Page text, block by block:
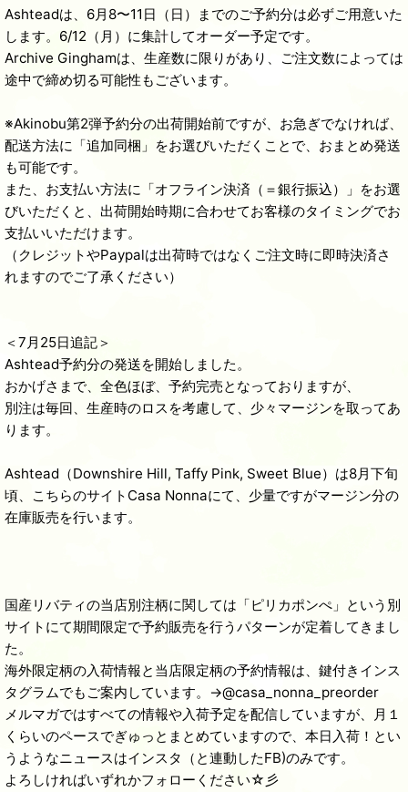
Ashteadは、6月8〜11日（日）までのご予約分は必ずご用意いた
します。6/12（月）に集計してオーダー予定です。
Archive Ginghamは、生産数に限りがあり、ご注文数によっては
途中で締め切る可能性もございます。
※Akinobu第2弾予約分の出荷開始前ですが、お急ぎでなければ、
配送方法に「追加同梱」をお選びいただくことで、おまとめ発送
も可能です。
また、お支払い方法に「オフライン決済（＝銀行振込）」をお選
びいただくと、出荷開始時期に合わせてお客様のタイミングでお
支払いいただけます。
（クレジットやPaypalは出荷時ではなくご注文時に即時決済さ
れますのでご了承ください）
＜7月25日追記＞
Ashtead予約分の発送を開始しました。
おかげさまで、全色ほぼ、予約完売となっておりますが、
別注は毎回、生産時のロスを考慮して、少々マージンを取ってあ
ります。
Ashtead（Downshire Hill, Taffy Pink, Sweet Blue）は8月下旬
頃、こちらのサイトCasa Nonnaにて、少量ですがマージン分の
在庫販売を行います。
国産リバティの当店別注柄に関しては「ピリカポンぺ」という別
サイトにて期間限定で予約販売を行うパターンが定着してきまし
た。
海外限定柄の入荷情報と当店限定柄の予約情報は、鍵付きインス
タグラムでもご案内しています。→@casa_nonna_preorder
メルマガではすべての情報や入荷予定を配信していますが、月１
くらいのペースでぎゅっとまとめていますので、本日入荷！とい
うようなニュースはインスタ（と連動したFB)のみです。
よろしければいずれかフォローください☆彡